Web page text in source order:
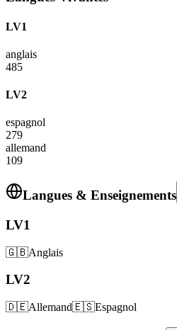
LV1
anglais
485
LV2
espagnol
279
allemand
109
Langues & Enseignements
LV1
🇬🇧Anglais
LV2
🇩🇪Allemand🇪🇸Espagnol